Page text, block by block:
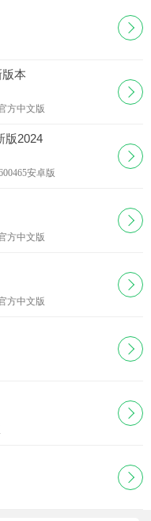
本
方中文版
版2024
安卓版
方中文版
方中文版